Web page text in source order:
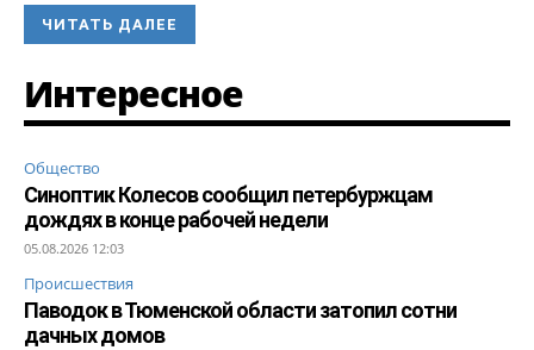
ЧИТАТЬ ДАЛЕЕ
Интересное
Общество
Синоптик Колесов сообщил петербуржцам
дождях в конце рабочей недели
05.08.2026 12:03
Происшествия
Паводок в Тюменской области затопил сотни
дачных домов